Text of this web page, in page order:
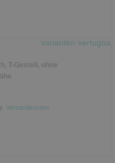
Varianten verfügbar
T-Gestell, ohne
Versandkosten